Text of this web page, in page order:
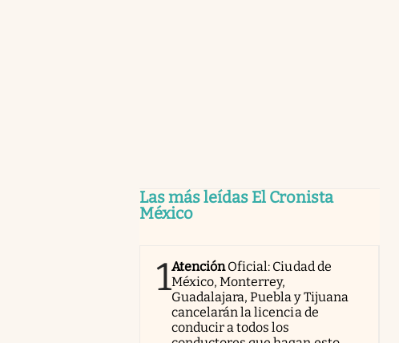
Las más leídas El Cronista
México
1AtenciónOficial: Ciudad de
México, Monterrey,
Guadalajara, Puebla y Tijuana
cancelarán la licencia de
conducir a todos los